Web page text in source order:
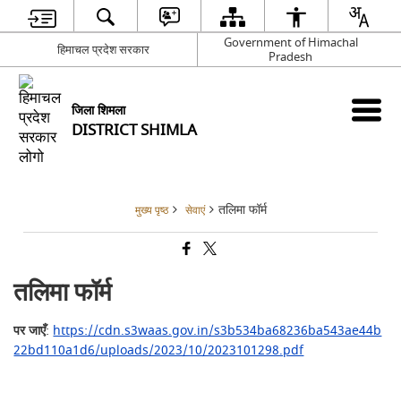
हिमाचल प्रदेश सरकार
Government of Himachal
Pradesh
जिला शिमला
DISTRICT SHIMLA
मुख्य पृष्ठ सेवाएं तलिमा फॉर्म
तलिमा फॉर्म
पर जाएँ: https://cdn.s3waas.gov.in/s3b534ba68236ba543ae44b
22bd110a1d6/uploads/2023/10/2023101298.pdf